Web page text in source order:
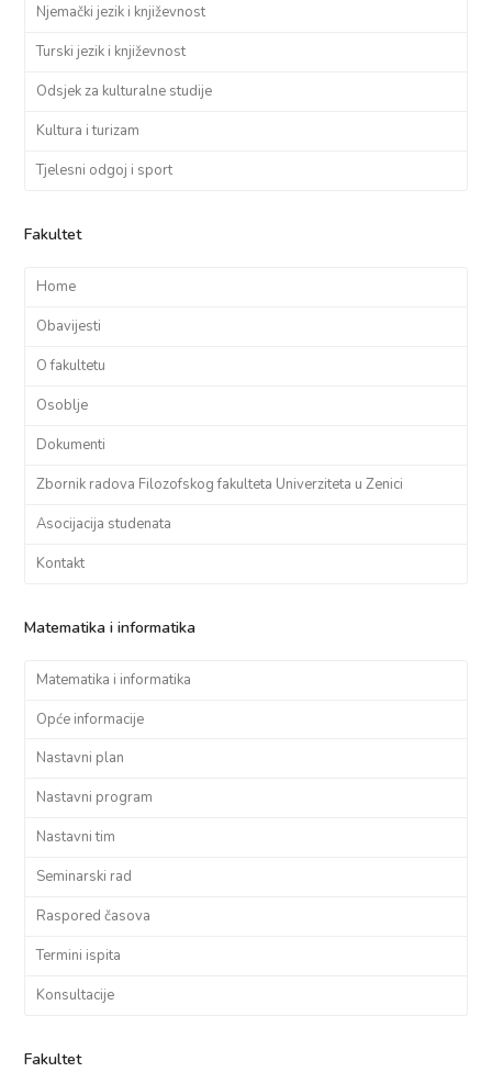
Njemački jezik i književnost
Turski jezik i književnost
Odsjek za kulturalne studije
Kultura i turizam
Tjelesni odgoj i sport
Fakultet
Home
Obavijesti
O fakultetu
Osoblje
Dokumenti
Zbornik radova Filozofskog fakulteta Univerziteta u Zenici
Asocijacija studenata
Kontakt
Matematika i informatika
Matematika i informatika
Opće informacije
Nastavni plan
Nastavni program
Nastavni tim
Seminarski rad
Raspored časova
Termini ispita
Konsultacije
Fakultet